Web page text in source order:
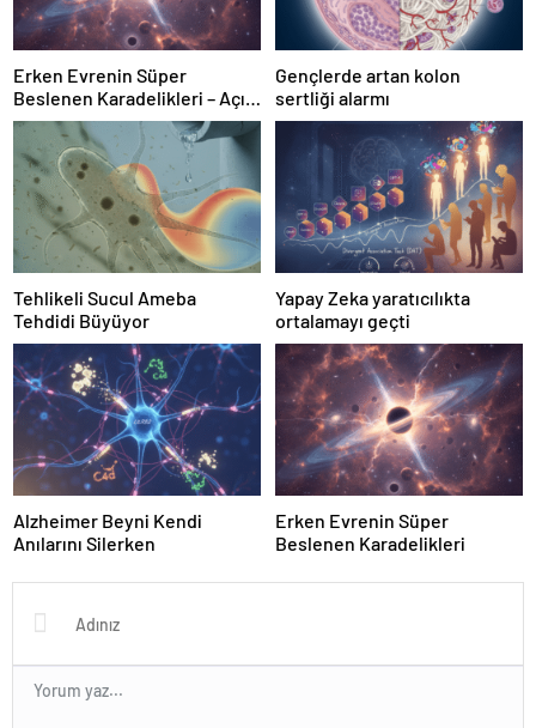
Erken Evrenin Süper
Beslenen Karadelikleri – Açık
Bilim
Gençlerde artan kolon
sertliği alarmı
Tehlikeli Sucul Ameba
Tehdidi Büyüyor
Yapay Zeka yaratıcılıkta
ortalamayı geçti
Alzheimer Beyni Kendi
Anılarını Silerken
Erken Evrenin Süper
Beslenen Karadelikleri